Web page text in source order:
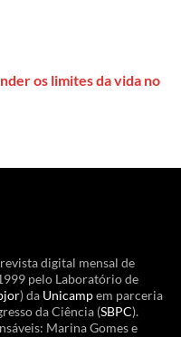
os limites da vida no
digital mensal de
pelo Laboratório de
) da Unicampem parceria
da Ciência (SBPC).
Marina Gomes e